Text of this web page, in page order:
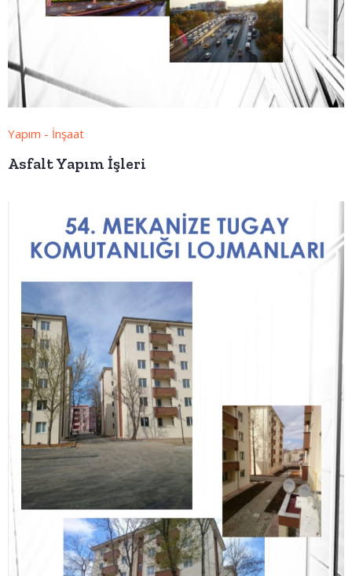
Yapım - İnşaat
Asfalt Yapım İşleri